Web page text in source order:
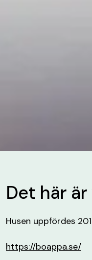
Det här
Husen uppfördes
https://boappa.se/